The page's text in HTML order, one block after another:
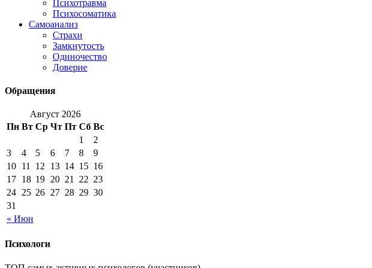
Психотравма
Психосоматика
Самоанализ
Страхи
Замкнутость
Одиночество
Доверие
Обращения
Август 2026
Пн Вт Ср Чт Пт Сб Вс
« Июн
1
2
3
4 5 6 7 8
9
10 11 12 13 14 15 16
17 18 19 20 21 22 23
24 25 26 27 28 29 30
31
Психологи